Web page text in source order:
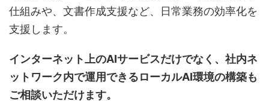
仕組みや、文書作成支援など、日常業務の効率化を
支援します。
インターネット上のAIサービスだけでなく、社内ネ
ットワーク内で運用できるローカルAI環境の構築も
ご相談いただけます。